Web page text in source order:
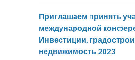
Приглашаем принять
международной
Инвестиции,
недвижимость 2023